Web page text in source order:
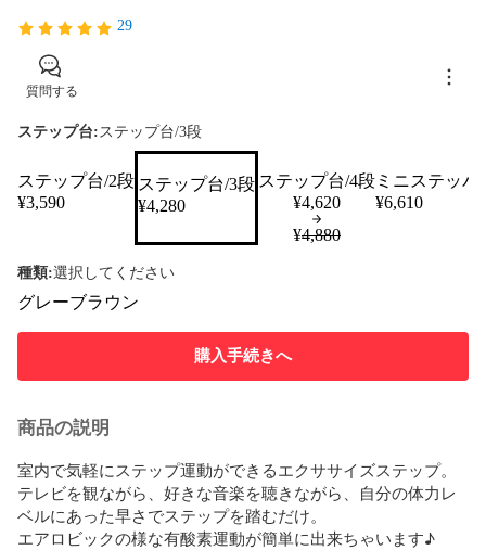
29
質問する
ステップ台: ステップ台/3段
ステップ台/2段
¥3,590
ステップ台/3段
¥4,280
ステップ台/4段
¥4,880
¥4,620
ミニステッパ
¥6,610
種類:選択してください
グレーブラウン
購入手続きへ
商品の説明
室内で気軽にステップ運動ができるエクササイズステップ。
テレビを観ながら、好きな音楽を聴きながら、自分の体力レ
ベルにあった早さでステップを踏むだけ。
エアロビックの様な有酸素運動が簡単に出来ちゃいます♪